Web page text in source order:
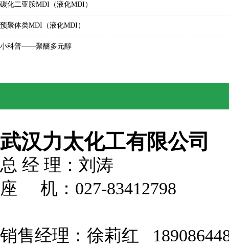
碳化二亚胺MDI（液化MDI）
预聚体类MDI（液化MDI）
小科普——聚醚多元醇
武汉力太化工有限公司
总 经 理：刘涛
座 机：027-83412798
销售经理：徐莉红